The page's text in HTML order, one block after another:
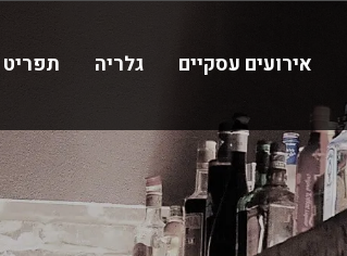
אירועים עסקיים גלריה תפריט